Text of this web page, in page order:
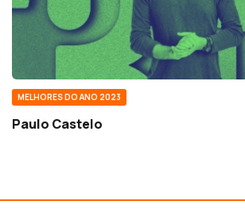
MELHORES DO ANO 2023
Paulo Castelo